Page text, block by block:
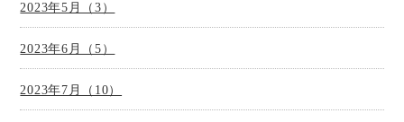
2023年5月（3）
2023年6月（5）
2023年7月（10）